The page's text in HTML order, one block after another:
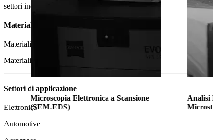
settori industriali critici.
Materiali di applicazione
Materiali Metallici
Materiali Avanzati
Settori di applicazione
Elettronica
Automotive
Microscopia Elettronica a Scansione
(SEM-EDS)
Analisi